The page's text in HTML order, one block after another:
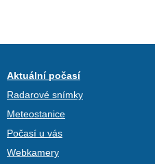
Aktuální počasí
Radarové snímky
Meteostanice
Počasí u vás
Webkamery